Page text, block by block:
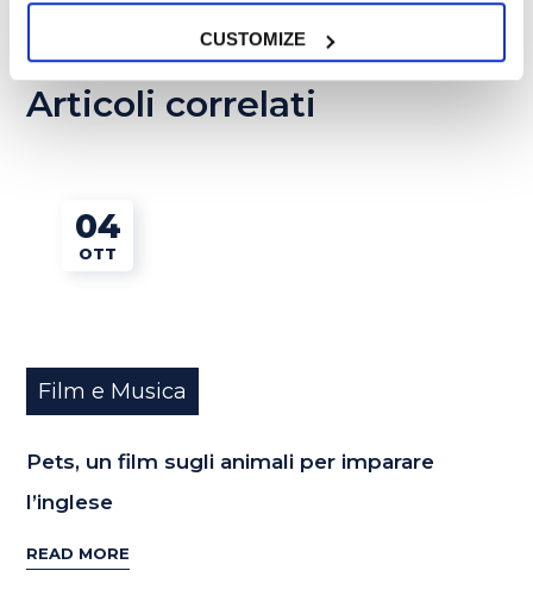
CUSTOMIZE
Articoli correlati
04
OTT
Film e Musica
Pets, un film sugli animali per imparare
l’inglese
READ MORE